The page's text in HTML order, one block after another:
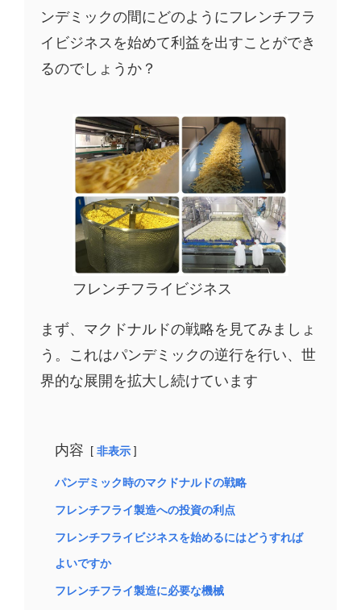
ンデミックの間にどのようにフレンチフラ
イビジネスを始めて利益を出すことができ
るのでしょうか？
フレンチフライビジネス
まず、マクドナルドの戦略を見てみましょ
う。これはパンデミックの逆行を行い、世
界的な展開を拡大し続けています
内容 非表示
パンデミック時のマクドナルドの戦略
フレンチフライ製造への投資の利点
フレンチフライビジネスを始めるにはどうすれば
よいですか
フレンチフライ製造に必要な機械